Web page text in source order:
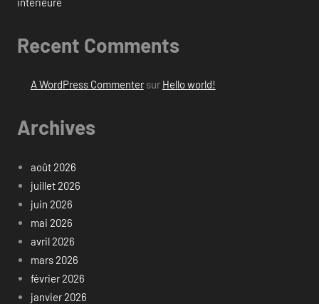
Recent Comments
A WordPress Commentersur Hello world!
Archives
août 2026
juillet 2026
juin 2026
mai 2026
avril 2026
mars 2026
février 2026
janvier 2026